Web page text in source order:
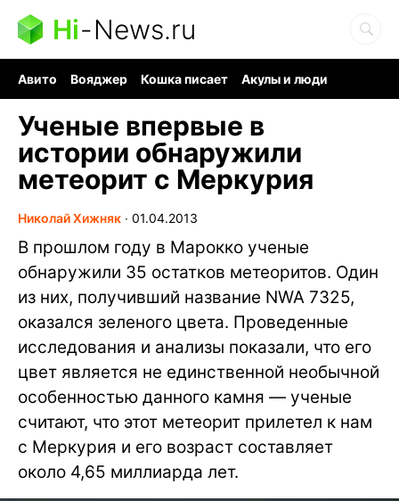
Hi-News.ru
Авито Вояджер Кошка писает
Акулы и люди
Ученые впервые в
истории обнаружили
метеорит с Меркурия
Николай Хижняк ∙ 01.04.2013
В прошлом году в Марокко ученые
обнаружили 35 остатков метеоритов. Один
из них, получивший название NWA 7325,
оказался зеленого цвета. Проведенные
исследования и анализы показали, что его
цвет является не единственной необычной
особенностью данного камня — ученые
считают, что этот метеорит прилетел к нам
с Меркурия и его возраст составляет
около 4,65 миллиарда лет.